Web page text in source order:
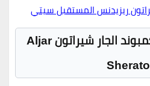
ريزيدنس المستقبل سيتي
خدمات و مميزات كمبوند الجار شيراتون Aljar